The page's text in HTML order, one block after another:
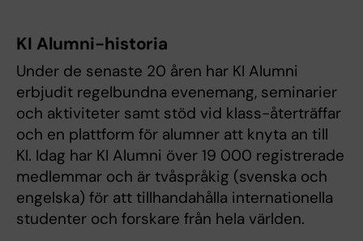
KI Alumni-historia
Under de senaste 20 åren har KI Alumni
erbjudit regelbundna evenemang, seminarier
och aktiviteter samt stöd vid klass-återträffar
och en plattform för alumner att knyta an till
KI. Idag har KI Alumni över 19 000 registrerade
medlemmar och är tvåspråkig (svenska och
engelska) för att tillhandahålla internationella
studenter och forskare från hela världen.